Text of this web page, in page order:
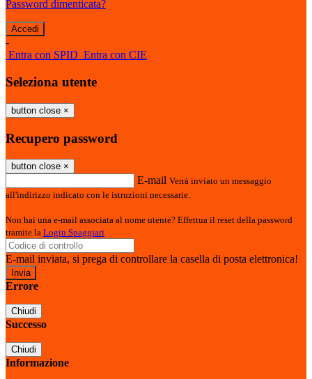
Password dimenticata?
-
Entra con SPID Entra con CIE
Seleziona utente
button close ×
Recupero password
button close ×
E-mail Verrà inviato un messaggio
all'indirizzo indicato con le istruzioni necessarie.
Non hai una e-mail associata al nome utente? Effettua il reset della password
tramite la Login Spaggiari
E-mail inviata, si prega di controllare la casella di posta elettronica!
Errore
Chiudi
Successo
Chiudi
Informazione